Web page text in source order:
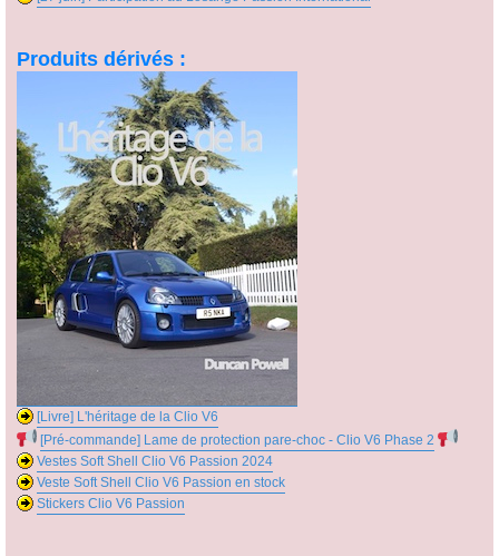
Produits dérivés :
[Livre] L'héritage de la Clio V6
[Pré-commande] Lame de protection pare-choc - Clio V6 Phase 2
Vestes Soft Shell Clio V6 Passion 2024
Veste Soft Shell Clio V6 Passion en stock
Stickers Clio V6 Passion